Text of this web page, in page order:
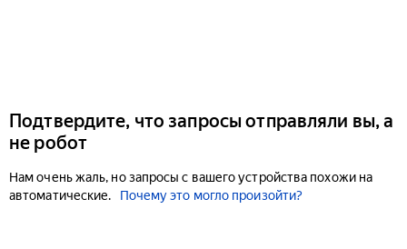
Подтвердите, что запросы отправляли вы, а
не робот
Нам очень жаль, но запросы с вашего устройства похожи на
автоматические.
Почему это могло произойти?